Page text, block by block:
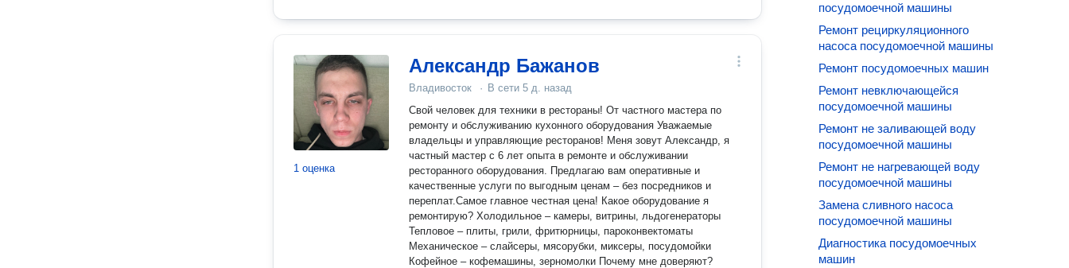
1 оценка
Александр Бажанов
Владивосток · В сети 5 д. назад
Свой человек для техники в рестораны! От частного мастера по
ремонту и обслуживанию кухонного оборудования Уважаемые
владельцы и управляющие ресторанов! Меня зовут Александр, я
частный мастер с 6 лет опыта в ремонте и обслуживании
ресторанного оборудования. Предлагаю вам оперативные и
качественные услуги по выгодным ценам – без посредников и
переплат.Самое главное честная цена! Какое оборудование я
ремонтирую? Холодильное – камеры, витрины, льдогенераторы
Тепловое – плиты, грили, фритюрницы, пароконвектоматы
Механическое – слайсеры, мясорубки, миксеры, посудомойки
Кофейное – кофемашины, зерномолки Почему мне доверяют?
посудомоечной машины
Ремонт рециркуляционного
насоса посудомоечной машины
Ремонт посудомоечных машин
Ремонт невключающейся
посудомоечной машины
Ремонт не заливающей воду
посудомоечной машины
Ремонт не нагревающей воду
посудомоечной машины
Замена сливного насоса
посудомоечной машины
Диагностика посудомоечных
машин